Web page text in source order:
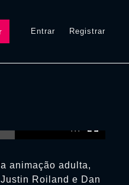
Entrar Registrar
animação adulta,
Roiland e Dan